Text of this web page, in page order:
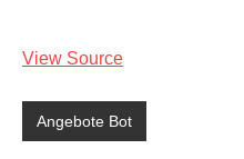
View Source
Angebote Bot